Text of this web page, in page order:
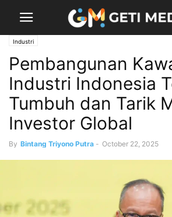
Industri
Pembangunan
Industri Indonesia
Tumbuh dan Tarik
Investor Global
By Bintang Triyono Putra - October 22, 2025